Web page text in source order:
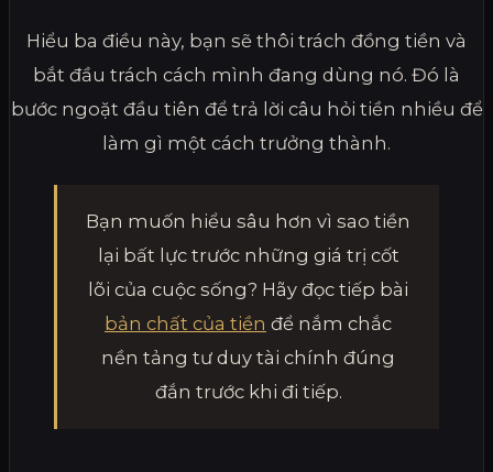
Hiểu ba điều này, bạn sẽ thôi trách đồng tiền và
bắt đầu trách cách mình đang dùng nó. Đó là
bước ngoặt đầu tiên để trả lời câu hỏi tiền nhiều để
làm gì một cách trưởng thành.
Bạn muốn hiểu sâu hơn vì sao tiền
lại bất lực trước những giá trị cốt
lõi của cuộc sống? Hãy đọc tiếp bài
bản chất của tiền để nắm chắc
nền tảng tư duy tài chính đúng
đắn trước khi đi tiếp.